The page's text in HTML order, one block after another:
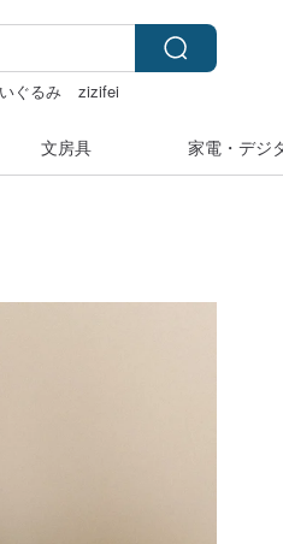
ぐるみ
zizifei
文房具 家電・デジ